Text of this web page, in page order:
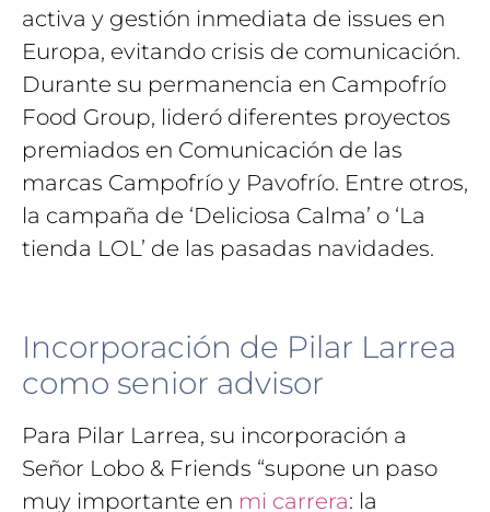
activa y gestión inmediata de issues en
Europa, evitando crisis de comunicación.
Durante su permanencia en Campofrío
Food Group, lideró diferentes proyectos
premiados en Comunicación de las
marcas Campofrío y Pavofrío. Entre otros,
la campaña de ‘Deliciosa Calma’ o ‘La
tienda LOL’ de las pasadas navidades.
Incorporación de Pilar Larrea
como senior advisor
Para Pilar Larrea, su incorporación a
Señor Lobo & Friends “supone un paso
muy importante en mi carrera: la